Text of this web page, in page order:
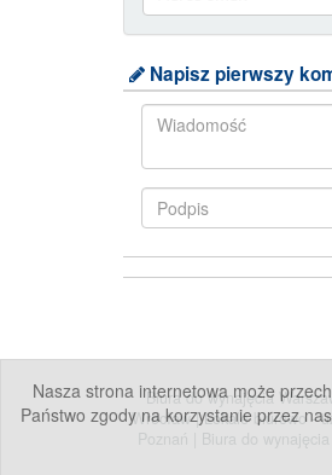
Nasza strona internetowa może
Państwo zgody na korzystanie przez
Napisz pierwszy
Biura do wynajęcia
Wrocław|Lokale biurowo -
Poznań
Biura do